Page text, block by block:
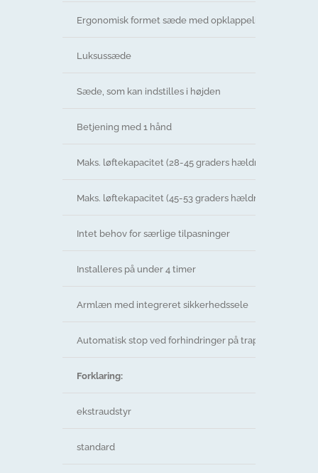
Ergonomisk formet sæde med opklappelige, buede
Luksussæde
Sæde, som kan indstilles i højden
Betjening med 1 hånd
Maks. løftekapacitet (28-45 graders hældning)
Maks. løftekapacitet (45-53 graders hældning)/span>
Intet behov for særlige tilpasninger
Installeres på under 4 timer
Armlæn med integreret sikkerhedssele
Automatisk stop ved forhindringer på trappen
Forklaring:
ekstraudstyr
standard